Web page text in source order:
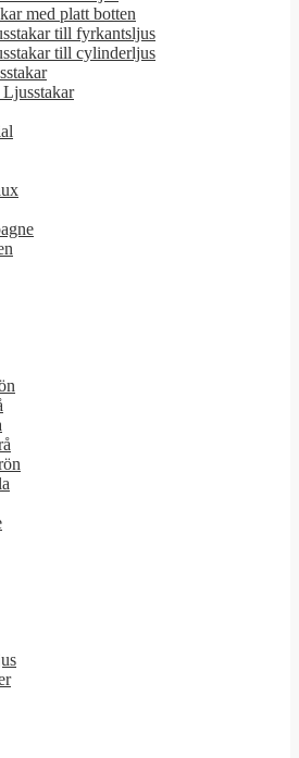
med platt botten
till fyrkantsljus
till cylinderljus